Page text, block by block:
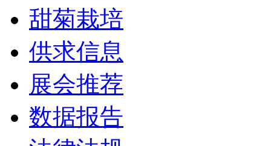
甜菊栽培
供求信息
展会推荐
数据报告